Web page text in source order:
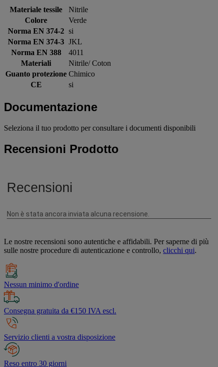
Materiale tessile
Nitrile
Colore
Verde
Norma EN 374-2 si
Norma EN 374-3 JKL
Norma EN 388
4011
Materiali
Nitrile/ Coton
Guanto protezione Chimico
CE
si
Documentazione
Seleziona il tuo prodotto per consultare i documenti disponibili
Recensioni Prodotto
Le nostre recensioni sono autentiche e affidabili. Per saperne di più
sulle nostre procedure di autenticazione e controllo, clicchi qui.
Nessun minimo d'ordine
Consegna gratuita da €150 IVA escl.
Servizio clienti a vostra disposizione
Reso entro 30 giorni